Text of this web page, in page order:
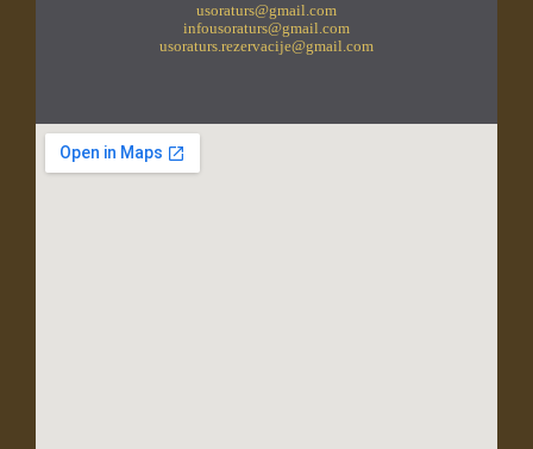
usoraturs@gmail.com
infousoraturs@gmail.com
usoraturs.rezervacije@gmail.com